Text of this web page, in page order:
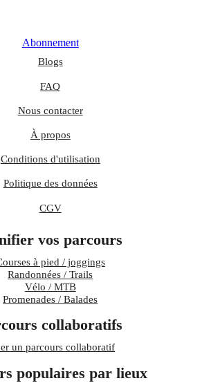
Abonnement
Blogs
FAQ
Nous contacter
À propos
Conditions d'utilisation
Politique des données
CGV
vos parcours
à pied / joggings
Randonnées / Trails
Vélo / MTB
Promenades / Balades
collaboratifs
un parcours collaboratif
populaires par lieux